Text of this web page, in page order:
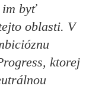
im byť
oblasti. V
ktorej